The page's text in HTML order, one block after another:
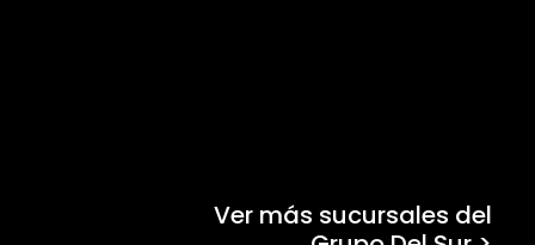
Ver más sucursales del